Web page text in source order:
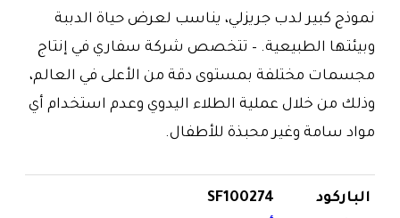
نموذج كبير لدب جريزلي، يناسب لعرض حياة الدببة
وبيئتها الطبيعية. – تتخصص شركة سفاري في إنتاج
مجسمات مختلفة بمستوى دقة من الأعلى في العالم،
وذلك من خلال عملية الطلاء اليدوي وعدم استخدام أي
مواد سامة وغير محبذة للأطفال.
الباركود
SF100274